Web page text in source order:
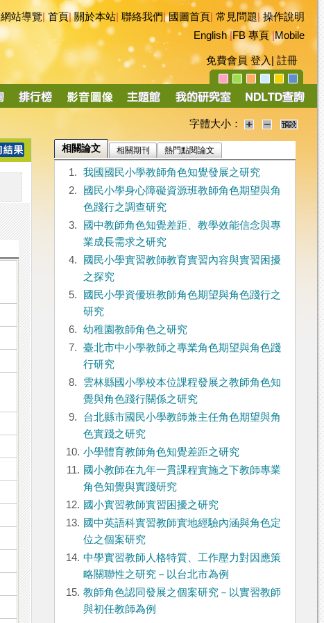
網站導覽|首頁|關於本站 聯絡我們|國圖首頁 常見問題|操作說明
English|FB 專頁|Mobile
免費會員 登入 註冊
字體大小：
相關論文 相關期刊 熱門點閱論文
1.
我國國民小學教師角色知覺發展之研究
2.
國民小學身心障礙資源班教師角色期望與角
色踐行之調查研究
3.
國中教師角色知覺差距、教學效能信念與專
業成長需求之研究
4.
國民小學實習教師教育實習內容與實習困擾
之探究
5.
國民小學資優班教師角色期望與角色踐行之
研究
6.
幼稚園教師角色之研究
7.
臺北市中小學教師之專業角色期望與角色踐
行研究
8.
雲林縣國小學校本位課程發展之教師角色知
覺與角色踐行關係之研究
9.
台北縣市國民小學教師兼主任角色期望與角
色實踐之研究
10. 小學體育教師角色知覺差距之研究
11. 國小教師在九年一貫課程實施之下教師專業
角色知覺與實踐研究
12. 國小實習教師實習困擾之研究
13. 國中英語科實習教師實地經驗內涵與角色定
位之個案研究
14. 中學實習教師人格特質、工作壓力對因應策
略關聯性之研究－以台北市為例
15. 教師角色認同發展之個案研究－以實習教師
與初任教師為例